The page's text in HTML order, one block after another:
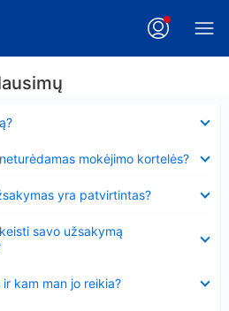
mokėjimo kortelės?
yra patvirtintas?
savo užsakymą
kam man jo reikia?